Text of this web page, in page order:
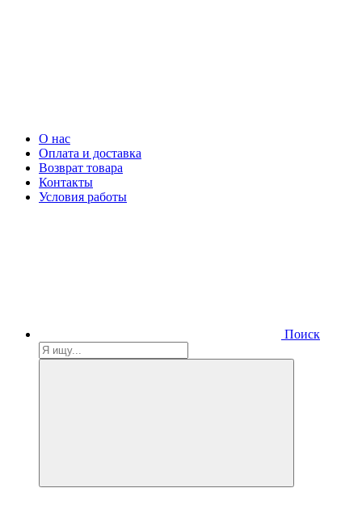
О нас
Оплата и доставка
Возврат товара
Контакты
Условия работы
Поиск